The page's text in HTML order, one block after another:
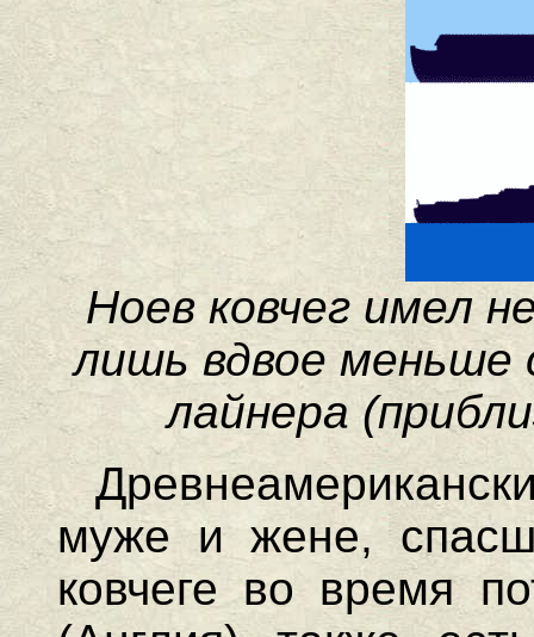
Ноев ковчег имел
лишь вдвое меньше
лайнера
муже и жене,
ковчеге во время